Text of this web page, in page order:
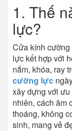
1. Thế
lực?
Cửa kính
lực kết hợp với
nắm, khóa, ray
cường lực
xây dựng với
nhiên, cách âm
thoáng, không
sinh, mang vẻ